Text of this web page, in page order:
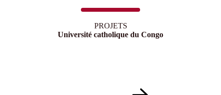
PROJETS
Université catholique du Congo